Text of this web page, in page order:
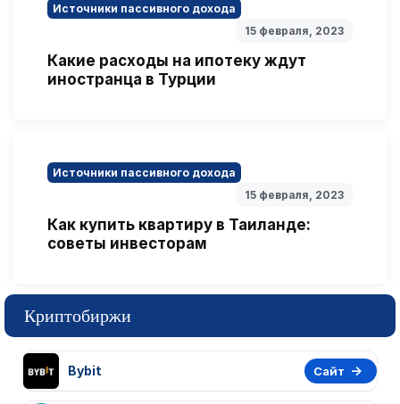
Источники пассивного дохода
15 февраля, 2023
Какие расходы на ипотеку ждут
иностранца в Турции
Источники пассивного дохода
15 февраля, 2023
Как купить квартиру в Таиланде:
советы инвесторам
Криптобиржи
Bybit Сайт